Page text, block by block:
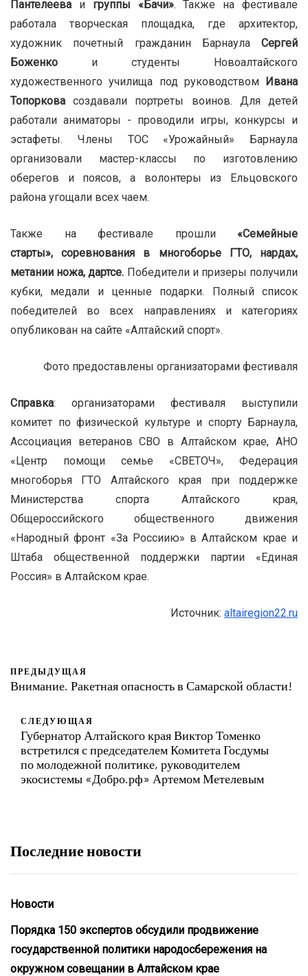
Пантелеева и группы «Бачи». Также на фестивале
работала творческая площадка, где архитектор,
художник почетный гражданин БарнаулаСергей
Боженко и студенты Новоалтайского
художественного училища под руководством Ивана
Топорковасоздавали портреты воинов. Для детей
работали аниматоры - проводили игры, конкурсы и
эстафеты. Члены ТОС «Урожайный» Барнаула
организовали мастер-классы по изготовлению
оберегов и поясов, а волонтеры из Ельцовского
района угощали всех чаем.
Также на фестивале прошли «Семейные
старты»,соревнования в многоборье ГТО, нардах,
метании ножа, дартсе. Победители и призеры получили
кубки, медали и ценные подарки. Полный список
победителей во всех направлениях и категориях
опубликован на сайте «Алтайский спорт».
Фото предоставлены организаторами фестиваля
Справка: организаторами фестиваля выступили
комитет по физической культуре и спорту Барнаула,
Ассоциация ветеранов СВО в Алтайском крае, АНО
«Центр помощи семье «СВЕТОЧ», Федерация
многоборья ГТО Алтайского края при поддержке
Министерства спорта Алтайского края,
Общероссийского общественного движения
«Народный фронт «За Россиию» в Алтайском крае и
Штаба общественной поддержки партии «Единая
Россия» в Алтайском крае.
Источник: altairegion22.ru
ПРЕДЫДУЩАЯ
Внимание. Ракетная опасность в Самарской области!
СЛЕДУЮЩАЯ
Губернатор Алтайского края Виктор Томенко
встретился с председателем Комитета Госдумы
по молодежной политике, руководителем
экосистемы «Добро.рф» Артемом Метелевым
Последние новости
Новости
Порядка 150 экспертов обсудили продвижение
государственной политики народосбережения на
окружном совещании в Алтайском крае